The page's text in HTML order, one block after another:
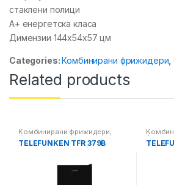
стаклени полици
А+ енергетска класа
Димензии 144x54x57 цм
Categories:Комбинирани фрижидери ,
Related products
Комбинирани фрижидери,
Фрижидери
TELEFUNKEN TFR 379B